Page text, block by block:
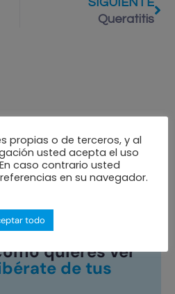
Queratitis
quieres ver
de tus
propias o de terceros, y al
usted acepta el uso
caso contrario usted
en su navegador.
todo